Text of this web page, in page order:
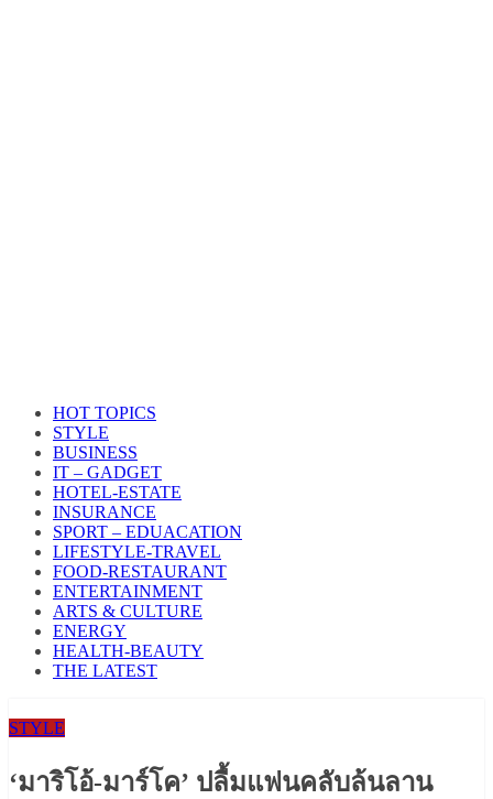
HOT TOPICS
STYLE
BUSINESS
IT – GADGET
HOTEL-ESTATE
INSURANCE
SPORT – EDUACATION
LIFESTYLE​-TRAVEL​
FOOD-RESTAURANT
ENTERTAINMENT
ARTS & CULTURE
ENERGY
HEALTH​-BEAUTY
THE LATEST
STYLE
‘มาริโอ้-มาร์โค’ ปลื้มแฟนคลับล้นลาน